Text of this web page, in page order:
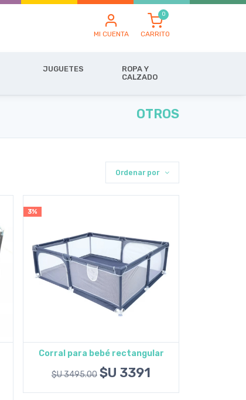
MI CUENTA CARRITO
JUGUETES
ROPA Y
CALZADO
OTROS
Ordenar por
3%
Agregar al carrito
Corral para bebé rectangular
$U 3495.00 $U 3391